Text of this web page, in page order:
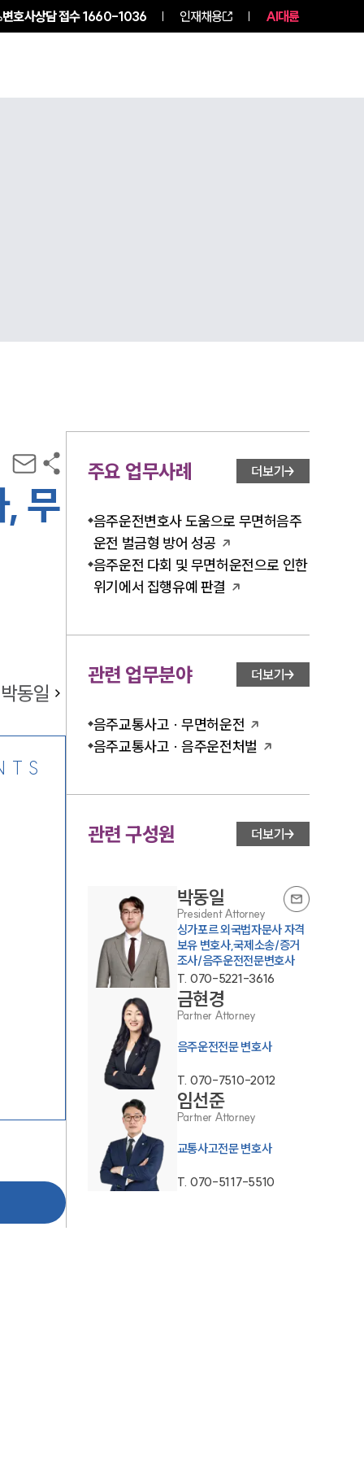
변호사상담 접수1660-1036 인재채용 AI대륜
무
박동일
주요 업무사례 더보기
음주운전변호사 도움으로 무면허음주
운전 벌금형 방어 성공
음주운전 다회 및 무면허운전으로 인한
위기에서 집행유예 판결
관련 업무분야 더보기
음주교통사고 · 무면허운전
음주교통사고 · 음주운전처벌
관련 구성원 더보기
박동일
President Attorney
싱가포르 외국법자문사 자격
보유 변호사,국제소송/증거
조사/음주운전전문변호사
T. 070-5221-3616
금현경
Partner Attorney
음주운전전문 변호사
T. 070-7510-2012
임선준
Partner Attorney
교통사고전문 변호사
T. 070-5117-5510